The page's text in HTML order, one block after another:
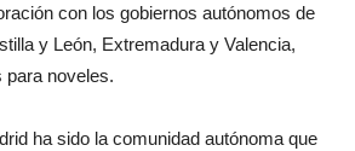
con los gobiernos autónomos de
y León, Extremadura y Valencia,
para noveles.
ha sido la comunidad autónoma que